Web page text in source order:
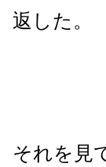
返した。
それを見